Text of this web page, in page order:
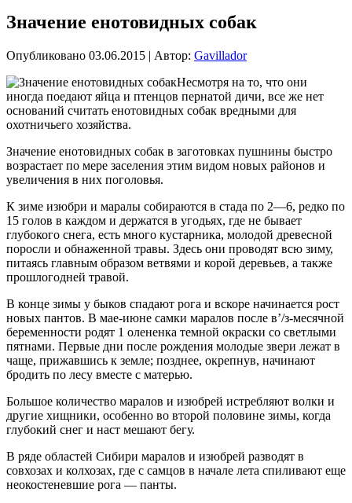
Значение енотовидных собак
Опубликовано 03.06.2015 | Автор: Gavillador
Несмотря на то, что они
иногда поедают яйца и птенцов пернатой дичи, все же нет
оснований считать енотовидных собак вредными для
охотничьего хозяйства.
Значение енотовидных собак в заготовках пушнины быстро
возрастает по мере заселения этим видом новых районов и
увеличения в них поголовья.
К зиме изюбри и маралы собираются в стада по 2—6, редко по
15 голов в каждом и держатся в угодьях, где не бывает
глубокого снега, есть много кустарника, молодой древесной
поросли и обнаженной травы. Здесь они проводят всю зиму,
питаясь главным образом ветвями и корой деревьев, а также
прошлогодней травой.
В конце зимы у быков спадают рога и вскоре начинается рост
новых пантов. В мае-июне самки маралов после в’/з-месячной
беременности родят 1 олененка темной окраски со светлыми
пятнами. Первые дни после рождения молодые звери лежат в
чаще, прижавшись к земле; позднее, окрепнув, начинают
бродить по лесу вместе с матерью.
Большое количество маралов и изюбрей истребляют волки и
другие хищники, особенно во второй половине зимы, когда
глубокий снег и наст мешают бегу.
В ряде областей Сибири маралов и изюбрей разводят в
совхозах и колхозах, где с самцов в начале лета спиливают еще
неокостеневшие рога — панты.